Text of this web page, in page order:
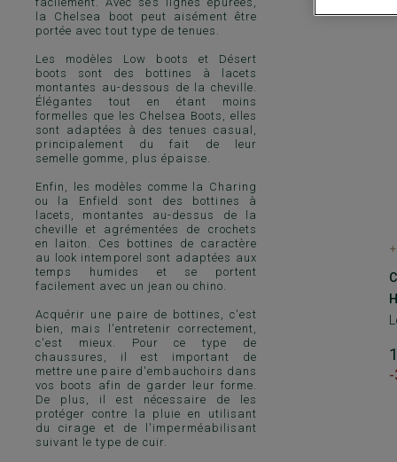
la Chelsea boot peut aisément être
portée avec tout type de tenues.
Les modèles Low boots et Désert
boots sont des bottines à lacets
montantes au-dessous de la cheville.
Élégantes tout en étant moins
formelles que les Chelsea Boots, elles
sont adaptées à des tenues casual,
principalement du fait de leur
semelle gomme, plus épaisse.
Enfin, les modèles comme la Charing
ou la Enfield sont des bottines à
lacets, montantes au-dessus de la
cheville et agrémentées de crochets
en laiton. Ces bottines de caractère
au look intemporel sont adaptées aux
temps humides et se portent
facilement avec un jean ou chino.
Acquérir une paire de bottines, c'est
bien, mais l'entretenir correctement,
c'est mieux. Pour ce type de
chaussures, il est important de
mettre une paire d'embauchoirs dans
vos boots afin de garder leur forme.
De plus, il est nécessaire de les
protéger contre la pluie en utilisant
du cirage et de l'imperméabilisant
suivant le type de cuir.